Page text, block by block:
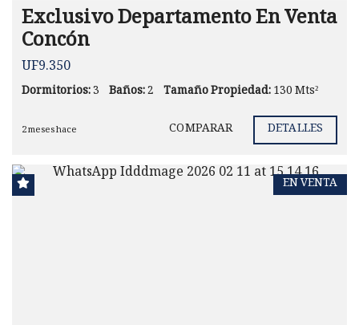
Exclusivo Departamento En Venta
Concón
UF9.350
Dormitorios:3 Baños:2 Tamaño Propiedad:130 Mts²
2 meses hace COMPARAR DETALLES
EN VENTA